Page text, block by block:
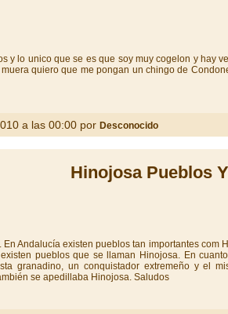
y lo unico que se es que soy muy cogelon y hay
quiero que me pongan un chingo de
a las 00:00 por Desconocido
Hinojosa Pueblos
En Andalucía existen pueblos tan importantes com
pueblos que se llaman Hinojosa. En
granadino, un conquistador extremeño y el
se apedillaba Hinojosa. Saludos